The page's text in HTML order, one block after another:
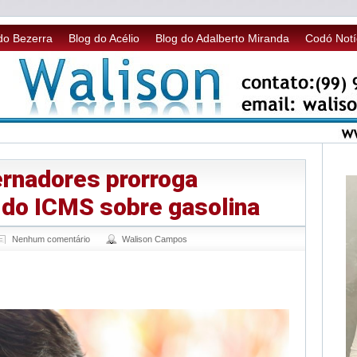
Bezerra Blog do Acélio Blog do Adalberto Miranda Codó
prorroga
ICMS sobre gasolina
Nenhum comentário Walison Campos